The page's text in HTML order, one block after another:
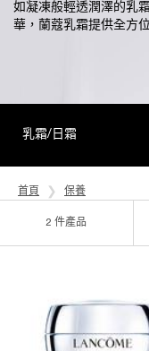
如凝凍般輕透潤澤的乳
華，蘭蔻乳霜提供全方
乳霜/日霜
首頁 保養
2 件產品